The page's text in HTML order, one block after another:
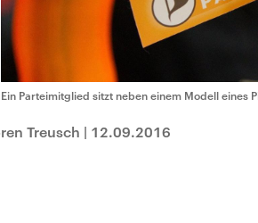
Ein Parteimitglied sitzt neben einem Modell eines
Treusch | 12.09.2016